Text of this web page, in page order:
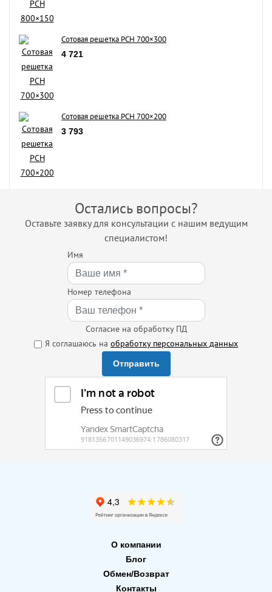
Сотовая решетка РСН 700×300
4 721
Сотовая решетка РСН 700×200
3 793
Остались вопросы?
Оставьте заявку для консультации с нашим ведущим
специалистом!
Имя
Номер телефона
Согласие на обработку ПД
Я соглашаюсь на обработку персональных данных
Отправить
О компании
Блог
Обмен/Возврат
Контакты